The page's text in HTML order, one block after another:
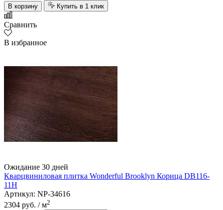
В корзину
Купить в 1 клик
Сравнить
В избранное
Ожидание 30 дней
Кварцвиниловая плитка Wonderful Brooklyn Корица DB116-
11H
Артикул: NP-34616
2304 руб. / м2